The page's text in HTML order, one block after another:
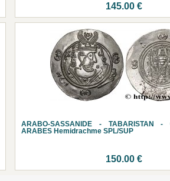
145.00 €
ARABO-SASSANIDE - TABARISTAN -
ARABES Hemidrachme SPL/SUP
150.00 €